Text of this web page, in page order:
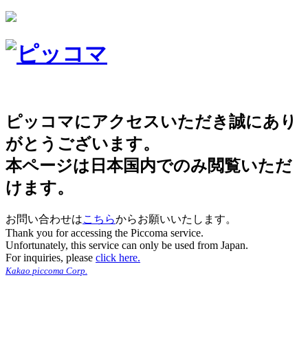
ピッコマにアクセスいただき誠にあり
がとうございます。
本ページは日本国内でのみ閲覧いただ
けます。
お問い合わせはこちらからお願いいたします。
Thank you for accessing the Piccoma service.
Unfortunately, this service can only be used from Japan.
For inquiries, please click here.
Kakao piccoma Corp.